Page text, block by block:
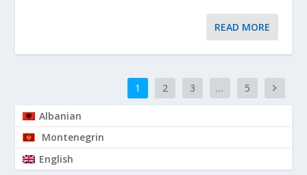
READ MORE
1 2 3 … 5
Albanian
Montenegrin
English